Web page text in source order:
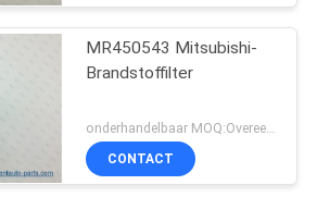
MR450543 Mitsubishi-
Brandstoffilter
CONTACT